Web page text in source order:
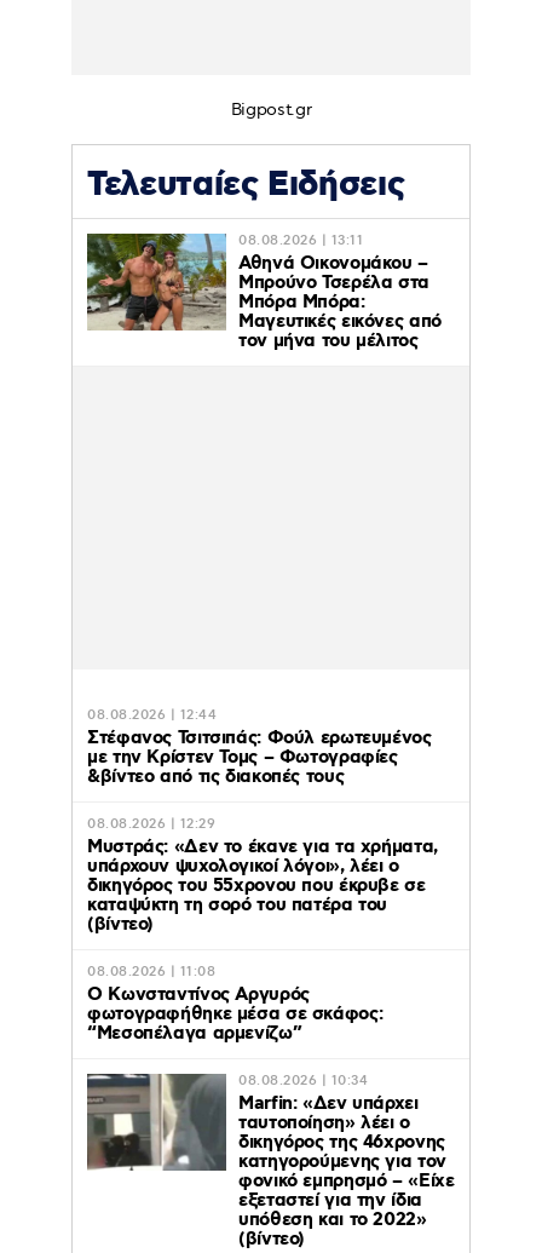
Bigpost.gr
Τελευταίες Ειδήσεις
08.08.2026 | 13:11
Αθηνά Οικονομάκου –
Μπρούνο Τσερέλα στα
Μπόρα Μπόρα:
Mαγευτικές εικόνες από
τον μήνα του μέλιτος
08.08.2026 | 12:44
Στέφανος Τσιτσιπάς: Φούλ ερωτευμένος
με την Κρίστεν Τομς – Φωτογραφίες
&βίντεο από τις διακοπές τους
08.08.2026 | 12:29
Μυστράς: «Δεν το έκανε για τα χρήματα,
υπάρχουν ψυχολογικοί λόγοι», λέει ο
δικηγόρος του 55χρονου που έκρυβε σε
καταψύκτη τη σορό του πατέρα του
(βίντεο)
08.08.2026 | 11:08
Ο Κωνσταντίνος Αργυρός
φωτογραφήθηκε μέσα σε σκάφος:
“Μεσοπέλαγα αρμενίζω”
08.08.2026 | 10:34
Marfin: «Δεν υπάρχει
ταυτοποίηση» λέει ο
δικηγόρος της 46χρονης
κατηγορούμενης για τον
φονικό εμπρησμό – «Είχε
εξεταστεί για την ίδια
υπόθεση και το 2022»
(βίντεο)